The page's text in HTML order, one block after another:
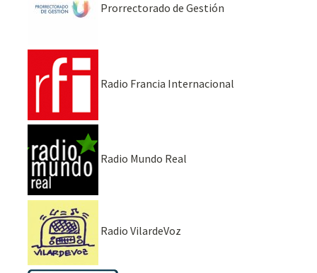
Prorrectorado de Gestión
Radio Francia Internacional
Radio Mundo Real
Radio VilardeVoz